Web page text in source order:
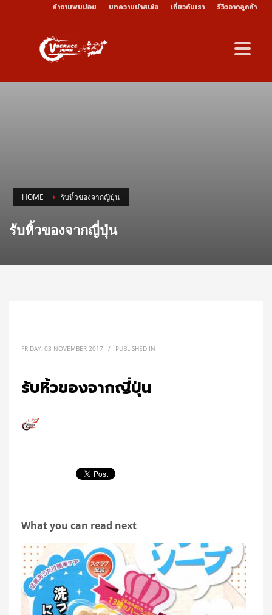
คำถามพบบ่อย บทความน่าสนใจ เกี่ยวกับเรา รีวิวจากลูกค้า
HOME รับหิ้วของจากญี่ปุ่น
รับหิ้วของจากญี่ปุ่น
FRIDAY, 03 NOVEMBER 2017 / PUBLISHED IN
รับหิ้วของจากญี่ปุ่น
What you can read next